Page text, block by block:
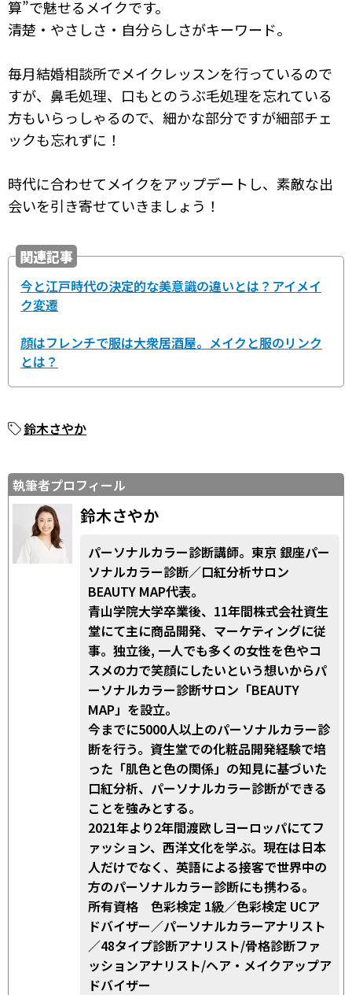
算”で魅せるメイクです。
清楚・やさしさ・自分らしさがキーワード。
毎月結婚相談所でメイクレッスンを行っているので
すが、鼻毛処理、口もとのうぶ毛処理を忘れている
方もいらっしゃるので、細かな部分ですが細部チェ
ックも忘れずに！
時代に合わせてメイクをアップデートし、素敵な出
会いを引き寄せていきましょう！
関連記事
今と江戸時代の決定的な美意識の違いとは？アイメイ
ク変遷
顔はフレンチで服は大衆居酒屋。メイクと服のリンク
とは？
鈴木さやか
執筆者プロフィール
鈴木さやか
パーソナルカラー診断講師。東京 銀座パー
ソナルカラー診断／口紅分析サロン
BEAUTY MAP代表。
青山学院大学卒業後、11年間株式会社資生
堂にて主に商品開発、マーケティングに従
事。独立後, 一人でも多くの女性を色やコ
スメの力で笑顔にしたいという想いからパ
ーソナルカラー診断サロン「BEAUTY
MAP」を設立。
今までに5000人以上のパーソナルカラー診
断を行う。資生堂での化粧品開発経験で培
った「肌色と色の関係」の知見に基づいた
口紅分析、パーソナルカラー診断ができる
ことを強みとする。
2021年より2年間渡欧しヨーロッパにてフ
ァッション、西洋文化を学ぶ。現在は日本
人だけでなく、英語による接客で世界中の
方のパーソナルカラー診断にも携わる。
所有資格 色彩検定 1級／色彩検定 UCア
ドバイザー／パーソナルカラーアナリスト
／48タイプ診断アナリスト/骨格診断ファ
ッションアナリスト/ヘア・メイクアップア
ドバイザー